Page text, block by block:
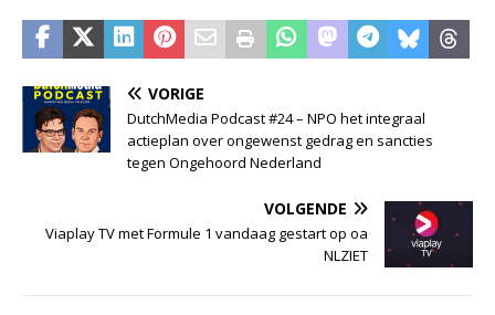
VORIGE
DutchMedia Podcast #24 – NPO het integraal
actieplan over ongewenst gedrag en sancties
tegen Ongehoord Nederland
VOLGENDE
Viaplay TV met Formule 1 vandaag gestart op oa
NLZIET